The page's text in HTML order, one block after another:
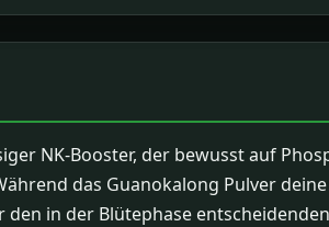
NK-Booster, der bewusst auf
das Guanokalong Pulver
in der Blütephase